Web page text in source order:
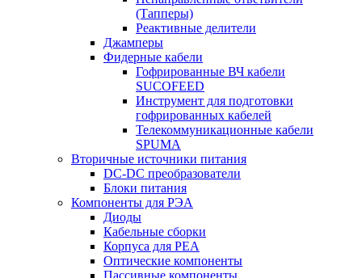
(Тапперы)
Реактивные делители
Джамперы
Фидерные кабели
Гофрированные ВЧ кабели
SUCOFEED
Инструмент для подготовки
гофрированных кабелей
Телекоммуникационные кабели
SPUMA
Вторичные источники питания
DC-DC преобразователи
Блоки питания
Компоненты для РЭА
Диоды
Кабельные сборки
Корпуса для РЕА
Оптические компоненты
Пассивные компоненты